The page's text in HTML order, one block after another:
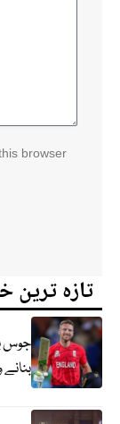
browser
تازہ ترین
جوس